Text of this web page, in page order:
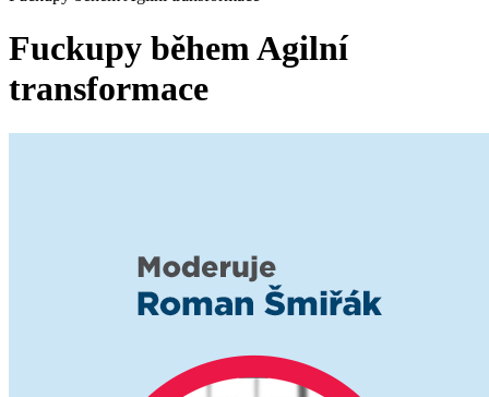
Fuckupy během Agilní
transformace